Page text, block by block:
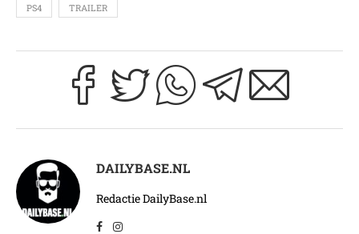
PS4 TRAILER
DAILYBASE.NL
Redactie DailyBase.nl